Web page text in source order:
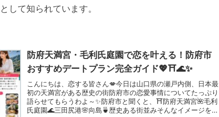
して知られています。
防府天満宮・毛利氏庭園で恋を叶える！防府市
おすすめデートプラン完全ガイド💖⛩️🌊✨
こんにちは、恋する皆さん💋今日は山口県の瀬戸内側、日本最
初の天満宮がある歴史の街防府市の恋愛事情についてたっぷり
語らせてもらうわよ～✨防府市と聞くと、⛩️防府天満宮🌺毛利
氏庭園🌊三田尻港🌸向島🍵歴史ある街並みそんなイメージを思